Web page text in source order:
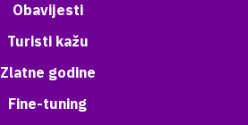
Obavijesti
Turisti kažu
Zlatne godine
Fine-tuning